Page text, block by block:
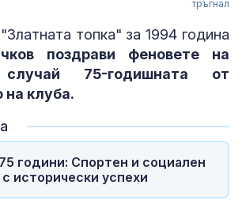
тръгнал
топка" за 1994 година
поздрави феновете на
75-годишната от
на клуба.
години: Спортен и социален
исторически успехи